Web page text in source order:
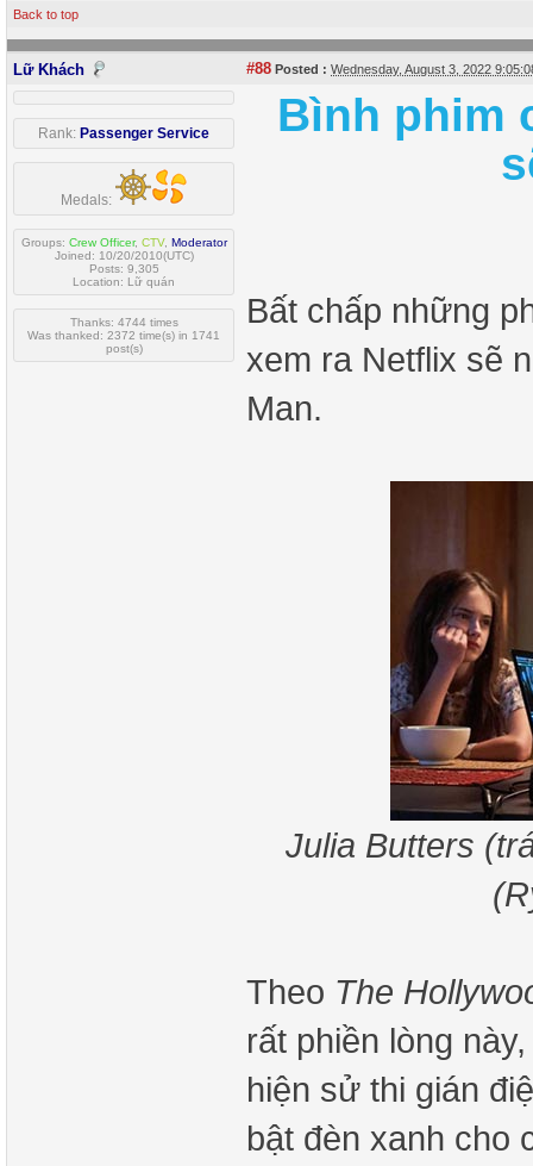
Back to top
Lữ Khách #88 Posted : Wednesday, August 3, 2022
Rank: Passenger Service
Medals:
Groups: Crew Officer, CTV, Moderator
Joined: 10/20/2010(UTC)
Posts: 9,305
Location: Lữ quán
Thanks: 4744 times
Was thanked: 2372 time(s) in 1741
post(s)
Bình phim
Bất chấp những
xem ra Netflix sẽ
Man.
Julia Butters
Theo The
rất phiền lòng
hiện sử thi gián
bật đèn xanh cho